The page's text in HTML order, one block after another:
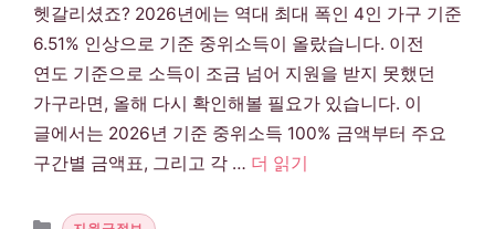
헷갈리셨죠? 2026년에는 역대 최대 폭인 4인 가구 기준
6.51% 인상으로 기준 중위소득이 올랐습니다. 이전
연도 기준으로 소득이 조금 넘어 지원을 받지 못했던
가구라면, 올해 다시 확인해볼 필요가 있습니다. 이
글에서는 2026년 기준 중위소득 100% 금액부터 주요
구간별 금액표, 그리고 각 … 더 읽기